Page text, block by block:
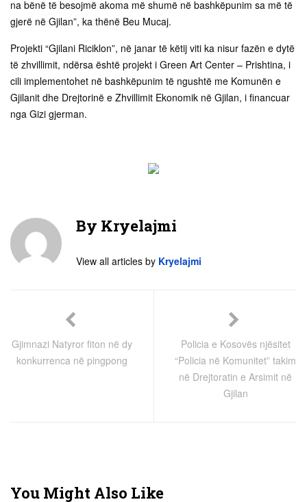
na bënë të besojmë akoma më shumë në bashkëpunim sa më të
gjerë në Gjilan”, ka thënë Beu Mucaj.
Projekti “Gjilani Riciklon”, në janar të këtij viti ka nisur fazën e dytë
të zhvillimit, ndërsa është projekt i Green Art Center – Prishtina, i
cili implementohet në bashkëpunim të ngushtë me Komunën e
Gjilanit dhe Drejtorinë e Zhvillimit Ekonomik në Gjilan, i financuar
nga Gizi gjerman.
By Kryelajmi
View all articles by Kryelajmi
Gjimnazi Natyror fiton në dy
konkurrenca në pingpong
Policia e Kosovës njësitet
“Policia në Komunitet” takim
në Drejtoratin e Arsimit në
Gjilan
You Might Also Like